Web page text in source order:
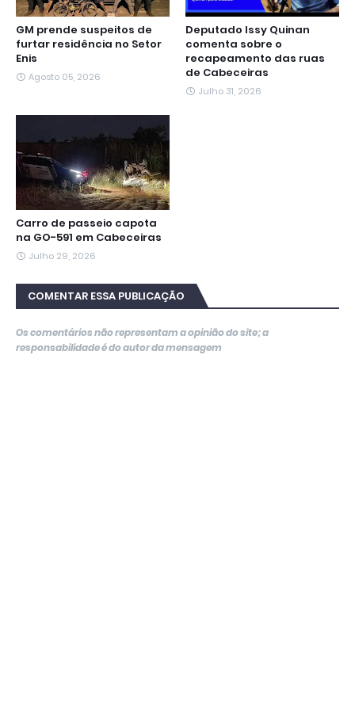
GM prende suspeitos de
furtar residência no Setor
Enis
Agosto 05, 2026
Deputado Issy Quinan
comenta sobre o
recapeamento das ruas
de Cabeceiras
Julho 31, 2026
Carro de passeio capota
na GO-591 em Cabeceiras
Julho 29, 2026
COMENTAR ESSA PUBLICAÇÃO
Os comentários não representam a opinião do site; a
responsabilidade é do autor da mensagem